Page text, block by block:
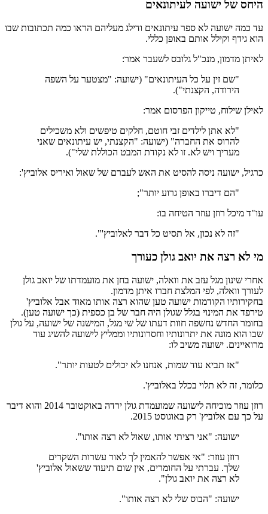
היחס של ישועה לעיתונאים
עד כמה ישועה לא ספר עיתונאים ודילג מעליהם הראו כמה תכתובות שבו
הוא גידף וקילל אותם באופן כללי.
לאיתן מדמון, מנכ"ל גלובס לשעבר אמר:
"שם זין על כל העיתונאים" (ישועה: "מצטער על השפה
הירודה, הקצנתי").
לאילן שילוח, טייקון הפרסום אמר:
"לא אתן לילדים זבי חוטם, חלקים טיפשים ולא משכילים
להרוס את החברה" (ישועה: "הקצנתי, יש עיתונאים שאני
מעריך ויש לא. זו לא נקודת המבט הכוללת שלי").
כרגיל, ישועה ניסה להסיט את האש לעברם של שאול ואיריס אלוביץ':
"הם דיברו באופן גרוע יותר";
עו"ד מיכל רוזן עוזר הטיחה בו:
"זה לא נכון, אל תסיט כל דבר לאלוביץ'".
מי לא רצה את יואב גולן כעורך
אחרי שינון מגל עזב את וואלה, ישועה בחן את מועמדתו של יואב גולן
לעורך וואלה, לפי המלצת חברו איתן מדמון.
בחקירותיו הקודמות ישועה טען שהוא רצה אותו מאוד אבל אלוביץ'
טירפד את המינוי בגלל שגולן היה חבר של בן כספית (כך ישועה טען).
בחומר החדש נחשפה חוות דעתו של שי מגל, המישנה של ישועה, על גולן
שבו הוא מונה את יתרונותיו וחסרונותיו וממליץ לישועה להשיג עוד
מרואיינים. ישועה משיב לו:
"אז תביא עוד שמות, אנחנו לא יכולים לטעות יותר".
כלומר, זה לא תלוי בכלל באלוביץ'.
רוזן עוזר מוכיחה לישועה שמועמדת גולן ירדה באוקטובר 2014 והוא דיבר
על כך עם אלוביץ' רק באוגוסט 2015.
ישועה: "אני רציתי אותו, שאול לא רצה אותו".
רוזן עוזר: "אי אפשר להאמין לך לאור עשרות השקרים
שלך. עברתי על החומרים, אין שום תיעוד ששאול אלוביץ'
לא רצה את יואב גולן".
ישועה: "הבוס שלי לא רצה אותו".